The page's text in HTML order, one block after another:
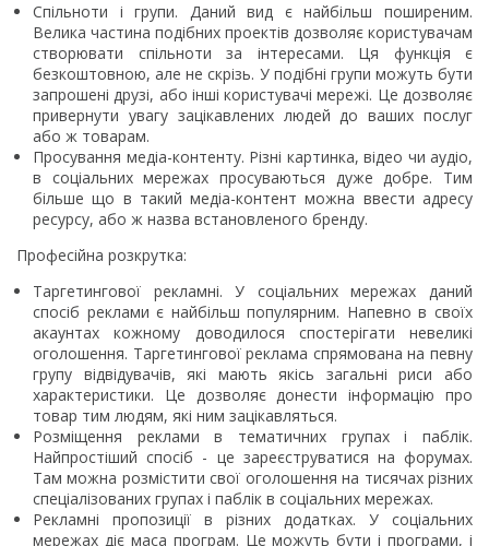
Спільноти і групи. Даний вид є найбільш поширеним.
Велика частина подібних проектів дозволяє користувачам
створювати спільноти за інтересами. Ця функція є
безкоштовною, але не скрізь. У подібні групи можуть бути
запрошені друзі, або інші користувачі мережі. Це дозволяє
привернути увагу зацікавлених людей до ваших послуг
або ж товарам.
Просування медіа-контенту. Різні картинка, відео чи аудіо,
в соціальних мережах просуваються дуже добре. Тим
більше що в такий медіа-контент можна ввести адресу
ресурсу, або ж назва встановленого бренду.
Професійна розкрутка:
Таргетингової рекламні. У соціальних мережах даний
спосіб реклами є найбільш популярним. Напевно в своїх
акаунтах кожному доводилося спостерігати невеликі
оголошення. Таргетингової реклама спрямована на певну
групу відвідувачів, які мають якісь загальні риси або
характеристики. Це дозволяє донести інформацію про
товар тим людям, які ним зацікавляться.
Розміщення реклами в тематичних групах і паблік.
Найпростіший спосіб - це зареєструватися на форумах.
Там можна розмістити свої оголошення на тисячах різних
спеціалізованих групах і паблік в соціальних мережах.
Рекламні пропозиції в різних додатках. У соціальних
мережах діє маса програм. Це можуть бути і програми, і